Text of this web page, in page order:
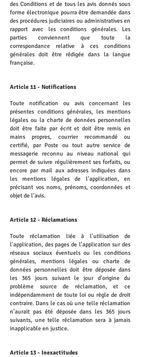
des Conditions et de tous les avis donnés sous
forme électronique pourra être demandée dans
des procédures judiciaires ou administratives en
rapport avec les conditions générales. Les
parties conviennent que toute la
correspondance relative à ces conditions
générales doit être rédigée dans la langue
française.
Article 11 - Notifications
Toute notification ou avis concernant les
présentes conditions générales, les mentions
légales ou la charte de données personnelles
doit être faite par écrit et doit être remis en
mains propres, courrier recommandé ou
certifié, par Poste ou tout autre service de
messagerie reconnu au niveau national qui
permet de suivre régulièrement ses forfaits, ou
encore par mail aux adresses indiquées dans
les mentions légales de l'application, en
précisant vos noms, prénoms, coordonnées et
objet de l’avis.
Article 12 - Réclamations
Toute réclamation liée à l'utilisation de
l'application, des pages de l'application sur des
réseaux sociaux éventuels ou les conditions
générales, mentions légales ou charte de
données personnelles doit être déposée dans
les 365 jours suivant le jour d’origine du
problème source de réclamation, et ce
indépendamment de toute loi ou règle de droit
contraire. Dans le cas où une telle réclamation
n’aurait pas été déposée dans les 365 jours
suivants, une telle réclamation sera à jamais
inapplicable en justice.
Article 13 - Inexactitudes